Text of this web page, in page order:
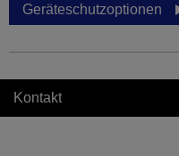
Geräteschutzoptionen
Kontakt